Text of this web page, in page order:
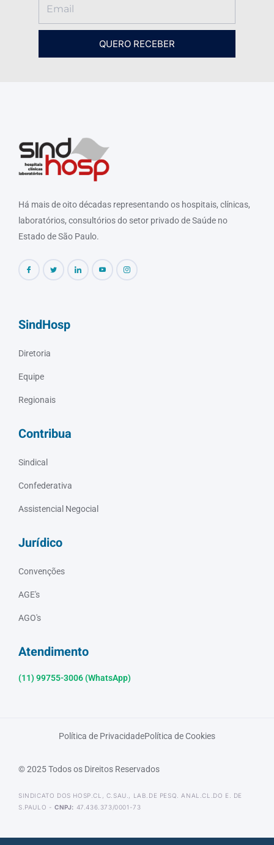
QUERO RECEBER
Há mais de oito décadas representando os hospitais, clínicas,
laboratórios, consultórios do setor privado de Saúde no
Estado de São Paulo.
SindHosp
Diretoria
Equipe
Regionais
Contribua
Sindical
Confederativa
Assistencial Negocial
Jurídico
Convenções
AGE's
AGO's
Atendimento
(11) 99755-3006 (WhatsApp)
Política de PrivacidadePolítica de Cookies
© 2025 Todos os Direitos Reservados
SINDICATO DOS HOSP.CL, C.SAU., LAB.DE PESQ. ANAL.CL.DO E. DE
S.PAULO - CNPJ: 47.436.373/0001-73